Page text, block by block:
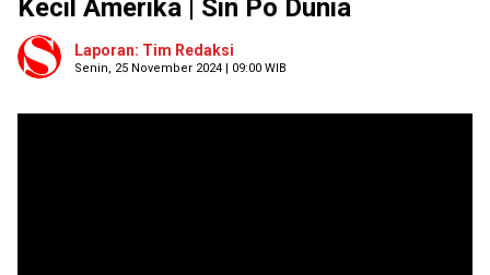
Kecil Amerika | Sin Po Dunia
Laporan: Tim Redaksi
Senin, 25 November 2024 | 09:00 WIB